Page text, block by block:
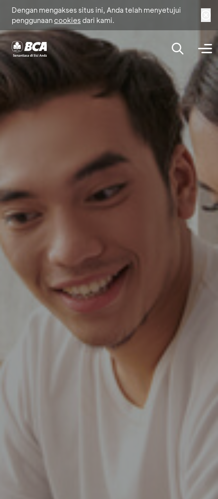
Dengan mengakses situs ini, Anda telah menyetujui
penggunaan cookies dari kami.